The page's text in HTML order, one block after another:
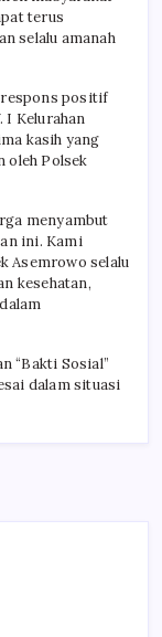
terus
selalu amanah
respons positif
I Kelurahan
kasih yang
oleh Polsek
menyambut
ini. Kami
Asemrowo selalu
kesehatan,
“Bakti Sosial”
dalam situasi